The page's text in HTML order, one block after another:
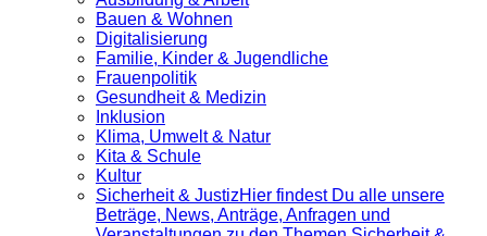
Bauen & Wohnen
Digitalisierung
Familie, Kinder & Jugendliche
Frauenpolitik
Gesundheit & Medizin
Inklusion
Klima, Umwelt & Natur
Kita & Schule
Kultur
Sicherheit & JustizHier findest Du alle unsere
Beträge, News, Anträge, Anfragen und